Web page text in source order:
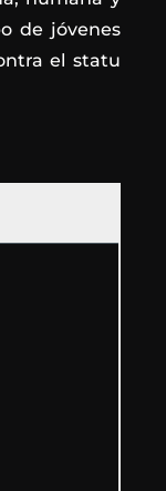
de jóvenes
el statu